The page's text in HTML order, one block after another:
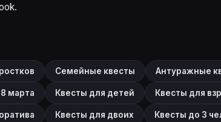
Семейные квесты Антуражные
марта Квесты для детей Квесты для
Квесты для двоих Квесты до 3